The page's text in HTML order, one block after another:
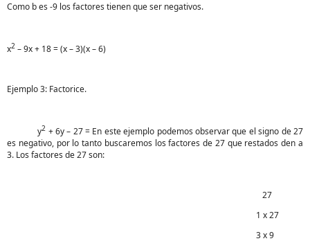
Como b es -9 los factores tienen que ser negativos.
x2 – 9x + 18 = (x – 3)(x – 6)
Ejemplo 3: Factorice.
y2 + 6y – 27 = En este ejemplo podemos observar que el signo de 27
es negativo, por lo tanto buscaremos los factores de 27 que restados den a
3. Los factores de 27 son:
27
1 x 27
3 x 9